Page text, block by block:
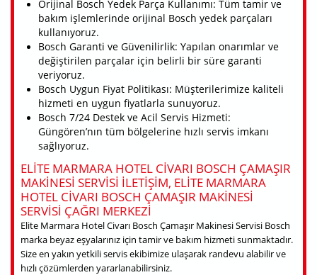
Orijinal Bosch Yedek Parça Kullanımı: Tüm tamir ve
bakım işlemlerinde orijinal Bosch yedek parçaları
kullanıyoruz.
Bosch Garanti ve Güvenilirlik: Yapılan onarımlar ve
değiştirilen parçalar için belirli bir süre garanti
veriyoruz.
Bosch Uygun Fiyat Politikası: Müşterilerimize kaliteli
hizmeti en uygun fiyatlarla sunuyoruz.
Bosch 7/24 Destek ve Acil Servis Hizmeti:
Güngören’nın tüm bölgelerine hızlı servis imkanı
sağlıyoruz.
ELITE MARMARA HOTEL CIVARI BOSCH ÇAMAŞIR
MAKINESI SERVISI ILETIŞIM, ELITE MARMARA
HOTEL CIVARI BOSCH ÇAMAŞIR MAKINESI
SERVISI ÇAĞRI MERKEZI
Elite Marmara Hotel Civarı Bosch Çamaşır Makinesi Servisi Bosch
marka beyaz eşyalarınız için tamir ve bakım hizmeti sunmaktadır.
Size en yakın yetkili servis ekibimize ulaşarak randevu alabilir ve
hızlı çözümlerden yararlanabilirsiniz.